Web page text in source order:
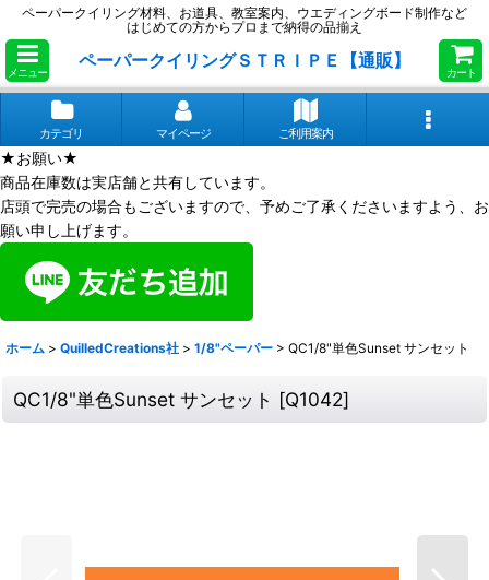
ペーパークイリング材料、お道具、教室案内、ウエディングボード制作など
はじめての方からプロまで納得の品揃え
メニュー
ペーパークイリングＳＴＲＩＰＥ【通販】
カート
カテゴリ マイページ ご利用案内
★お願い★
商品在庫数は実店舗と共有しています。
店頭で完売の場合もございますので、予めご了承くださいますよう、お
願い申し上げます。
ホーム > QuilledCreations社 > 1/8"ペーパー > QC1/8"単色Sunset サンセット
QC1/8"単色Sunset サンセット [Q1042]